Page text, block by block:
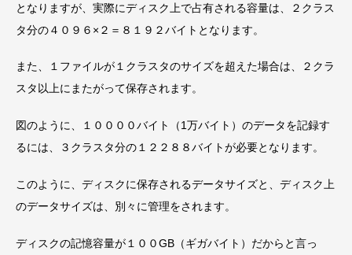
となりますが、実際にディスク上で占有される容量は、２クラス
タ分の４０９６×２＝８１９２バイトとなります。
また、１ファイルが１クラスタのサイズを超えた場合は、２クラ
スタ以上にまたがって保存されます。
図のように、１００００バイト（1万バイト）のデータを記録す
るには、３クラスタ分の１２２８８バイトが必要となります。
このように、ディスクに保存されるデータサイズと、ディスク上
のデータサイズは、別々に管理をされます。
ディスクの記憶容量が１００GB（ギガバイト）だからと言っ